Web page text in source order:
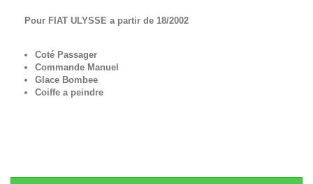
Pour FIAT ULYSSE a partir de 18/2002
Coté Passager
Commande Manuel
Glace Bombee
Coiffe a peindre